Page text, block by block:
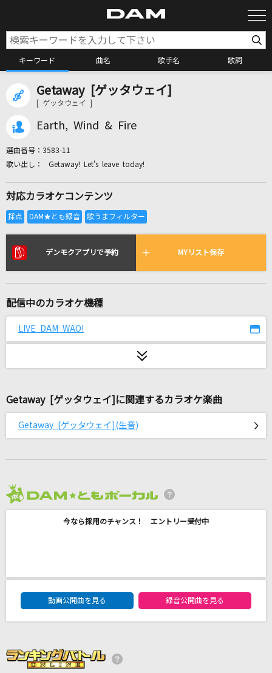
キーワード 曲名 歌手名 歌詞
カラオケ検索
全国りれき
リアルタイムで歌われている曲の一覧
Life is... (Shintaro Morimoto)
学生街の喫茶店
[生音]ちりぬるを
市川由紀乃
[生音]裸の心
サーフィン・JAPAN
[生音]TAXI～4th LIVE TOUR ver.～
悪魔の踊り方
キタニタツヤ
Getaway [ゲッタウェイ]
[ ゲッタウェイ ]
Earth, Wind & Fire
選曲番号： 3583-11
Getaway! Let's leave today!
対応カラオケコンテンツ
デンモクアプリで予約 MYリスト保存
配信中のカラオケ機種
LIVE DAM WAO!
Getaway [ゲッタウェイ]に関連するカラオケ楽曲
Getaway [ゲッタウェイ](生音)
今なら採用のチャンス！ エントリー受付中
DAM★ともボーカルエントリーランキング
動画公開曲を見る
録音公開曲を見る